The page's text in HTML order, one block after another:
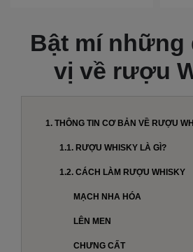
Bật mí những
vị về rượu
1. THÔNG TIN CƠ BẢN VỀ RƯỢU
1.1. RƯỢU WHISKY LÀ GÌ?
1.2. CÁCH LÀM RƯỢU WHISKY
MẠCH NHA HÓA
LÊN MEN
CHƯNG CẤT